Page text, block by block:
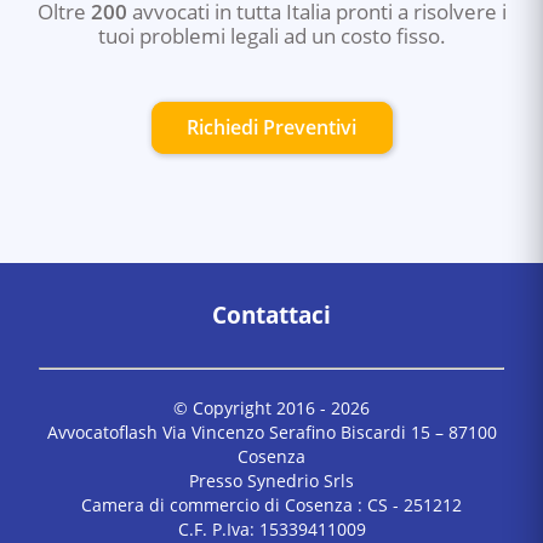
Oltre 200 avvocati in tutta Italia pronti a risolvere i
tuoi problemi legali ad un costo fisso.
Richiedi Preventivi
Contattaci
© Copyright 2016 - 2026
Avvocatoflash Via Vincenzo Serafino Biscardi 15 – 87100
Cosenza
Presso Synedrio Srls
Camera di commercio di Cosenza : CS - 251212
C.F. P.Iva: 15339411009